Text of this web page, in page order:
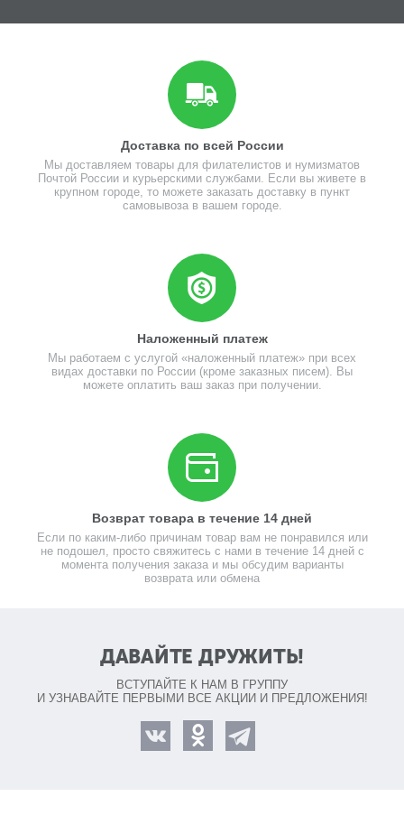
Доставка по всей России
Мы доставляем товары для филателистов и нумизматов
Почтой России и курьерскими службами. Если вы живете в
крупном городе, то можете заказать доставку в пункт
самовывоза в вашем городе.
Наложенный платеж
Мы работаем с услугой «наложенный платеж» при всех
видах доставки по России (кроме заказных писем). Вы
можете оплатить ваш заказ при получении.
Возврат товара в течение 14 дней
Если по каким-либо причинам товар вам не понравился или
не подошел, просто свяжитесь с нами в течение 14 дней с
момента получения заказа и мы обсудим варианты
возврата или обмена
ДАВАЙТЕ ДРУЖИТЬ!
ВСТУПАЙТЕ К НАМ В ГРУППУ
И УЗНАВАЙТЕ ПЕРВЫМИ ВСЕ АКЦИИ И ПРЕДЛОЖЕНИЯ!